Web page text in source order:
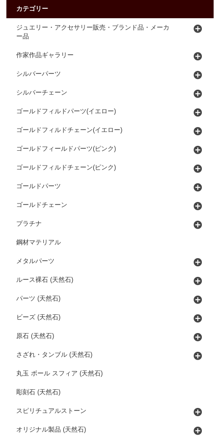
カテゴリー
ジュエリー・アクセサリー販売・ブランド品・メーカ
ー品
作家作品ギャラリー
シルバーパーツ
シルバーチェーン
ゴールドフィルドパーツ(イエロー)
ゴールドフィルドチェーン(イエロー)
ゴールドフィールドパーツ(ピンク)
ゴールドフィルドチェーン(ピンク)
ゴールドパーツ
ゴールドチェーン
プラチナ
鋼材マテリアル
メタルパーツ
ルース裸石 (天然石)
パーツ (天然石)
ビーズ (天然石)
原石 (天然石)
さざれ・タンブル (天然石)
丸玉 ボール スフィア (天然石)
彫刻石 (天然石)
スピリチュアルストーン
オリジナル製品 (天然石)